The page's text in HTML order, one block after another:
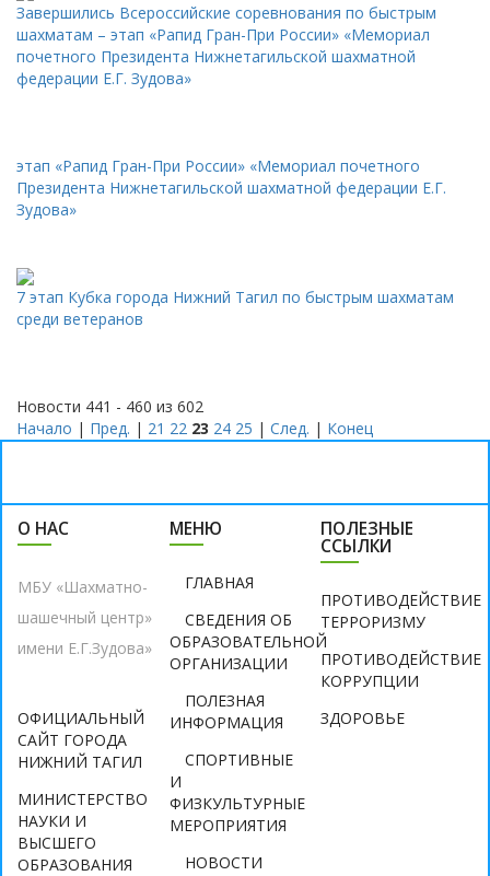
Завершились Всероссийские соревнования по быстрым
шахматам – этап «Рапид Гран-При России» «Мемориал
почетного Президента Нижнетагильской шахматной
федерации Е.Г. Зудова»
этап «Рапид Гран-При России» «Мемориал почетного
Президента Нижнетагильской шахматной федерации Е.Г.
Зудова»
7 этап Кубка города Нижний Тагил по быстрым шахматам
среди ветеранов
Новости 441 - 460 из 602
Начало | Пред. | 21 22 23 24 25 | След. | Конец
О НАС
МБУ «Шахматно-
шашечный центр»
имени Е.Г.Зудова»
ОФИЦИАЛЬНЫЙ
САЙТ ГОРОДА
НИЖНИЙ ТАГИЛ
МИНИСТЕРСТВО
НАУКИ И
ВЫСШЕГО
ОБРАЗОВАНИЯ
МЕНЮ
ГЛАВНАЯ
СВЕДЕНИЯ ОБ
ОБРАЗОВАТЕЛЬНОЙ
ОРГАНИЗАЦИИ
ПОЛЕЗНАЯ
ИНФОРМАЦИЯ
СПОРТИВНЫЕ
И
ФИЗКУЛЬТУРНЫЕ
МЕРОПРИЯТИЯ
НОВОСТИ
ПОЛЕЗНЫЕ
ССЫЛКИ
ПРОТИВОДЕЙСТВИЕ
ТЕРРОРИЗМУ
ПРОТИВОДЕЙСТВИЕ
КОРРУПЦИИ
ЗДОРОВЬЕ